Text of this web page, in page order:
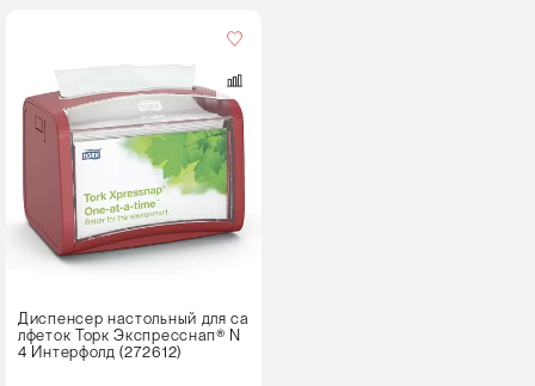
Диспенсер настольный для са
лфеток Торк Экспресснап® N
4 Интерфолд (272612)